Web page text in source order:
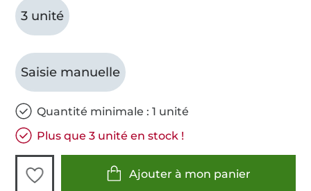
3 unité
Saisie manuelle
Quantité minimale : 1 unité
Plus que 3 unité en stock !
Ajouter à mon panier